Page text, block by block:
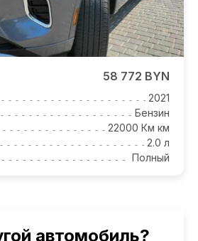
58 772 BYN
2021
Бензин
22000 Км км
2.0 л
Полный
автомобиль?